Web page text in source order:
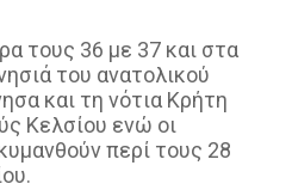
τους 36 με 37 και στα
του ανατολικού
και τη νότια Κρήτη
Κελσίου ενώ οι
περί τους 28